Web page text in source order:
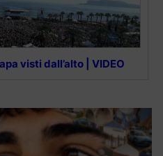
visti dall’alto | VIDEO